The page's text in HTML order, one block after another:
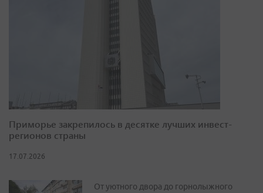
Приморье закрепилось в десятке лучших инвест-
регионов страны
17.07.2026
От уютного двора до горнолыжного